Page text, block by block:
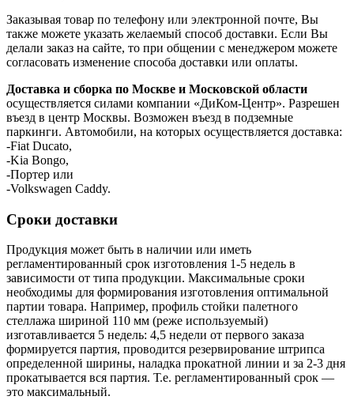
Заказывая товар по телефону или электронной почте, Вы
также можете указать желаемый способ доставки. Если Вы
делали заказ на сайте, то при общении с менеджером можете
согласовать изменение способа доставки или оплаты.
Доставка и сборка по Москве и Московской области
осуществляется силами компании «ДиКом-Центр». Разрешен
въезд в центр Москвы. Возможен въезд в подземные
паркинги. Автомобили, на которых осуществляется доставка:
-Fiat Ducato,
-Kia Bongo,
-Портер или
-Volkswagen Caddy.
Сроки доставки
Продукция может быть в наличии или иметь
регламентированный срок изготовления 1-5 недель в
зависимости от типа продукции. Максимальные сроки
необходимы для формирования изготовления оптимальной
партии товара. Например, профиль стойки палетного
стеллажа шириной 110 мм (реже используемый)
изготавливается 5 недель: 4,5 недели от первого заказа
формируется партия, проводится резервирование штрипса
определенной ширины, наладка прокатной линии и за 2-3 дня
прокатывается вся партия. Т.е. регламентированный срок —
это максимальный.